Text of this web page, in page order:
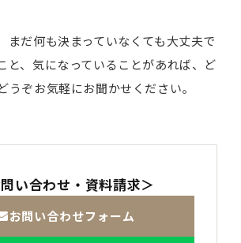
まだ何も決まっていなくても大丈夫で
と、気になっていることがあれば、ど
うぞお気軽にお聞かせください。
い合わせ・資料請求＞
お問い合わせフォーム